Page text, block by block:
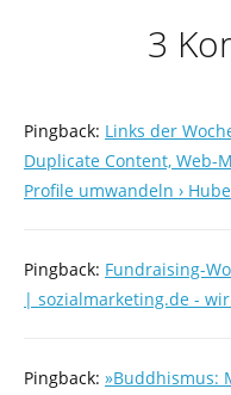
3
Pingback: Links der
Duplicate Content, Web-
Profile umwandeln ›
Pingback: Fundraising-
| sozialmarketing.de -
Pingback: »Buddhismus: